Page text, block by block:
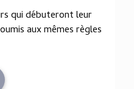
qui débuteront leur
aux mêmes règles